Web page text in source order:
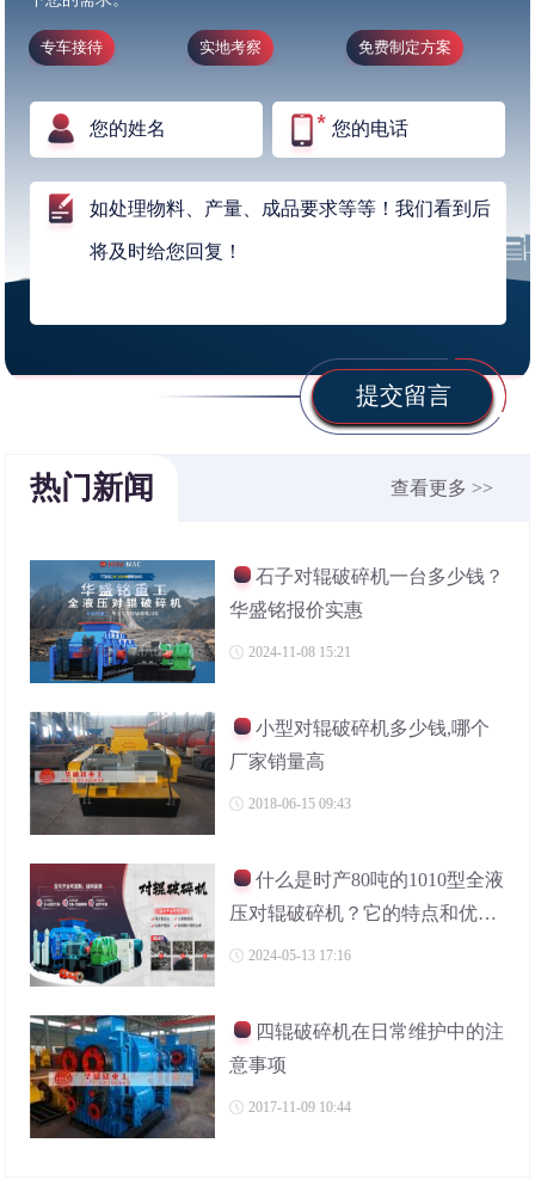
专车接待 实地考察 免费制定方案
提交留言
热门新闻 查看更多 >>
石子对辊破碎机一台多少钱？
华盛铭报价实惠
2024-11-08 15:21
小型对辊破碎机多少钱,哪个
厂家销量高
2018-06-15 09:43
什么是时产80吨的1010型全液
压对辊破碎机？它的特点和优势
有哪些？
2024-05-13 17:16
四辊破碎机在日常维护中的注
意事项
2017-11-09 10:44